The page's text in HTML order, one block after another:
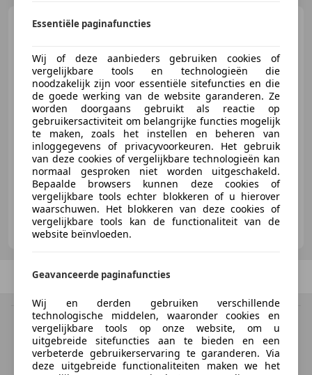
€ 49.950
08/2006 109.931 km Benzine 374 kW (508 PK)
Van Duijn Nottelman Automobielen
NL-1812 RK ALKMAAR
Vorige 1/1
BTW verrekenbaar
Specificatie van de fabrikant voor nieuwe voertuigen. Afhankelijk van de
kilometerstand, het rijgedrag, de leeftijd van de batterij en het
laadgedrag, kan de radius van occasies aanzienlijk variëren.
Essentiële paginafuncties
Wij of deze aanbieders gebruiken cookies of
vergelijkbare tools en technologieën die
noodzakelijk zijn voor essentiële sitefuncties en die
de goede werking van de website garanderen. Ze
worden doorgaans gebruikt als reactie op
gebruikersactiviteit om belangrijke functies mogelijk
te maken, zoals het instellen en beheren van
inloggegevens of privacyvoorkeuren. Het gebruik
van deze cookies of vergelijkbare technologieën kan
normaal gesproken niet worden uitgeschakeld.
Bepaalde browsers kunnen deze cookies of
vergelijkbare tools echter blokkeren of u hierover
waarschuwen. Het blokkeren van deze cookies of
vergelijkbare tools kan de functionaliteit van de
website beïnvloeden.
Geavanceerde paginafuncties
Wij en derden gebruiken verschillende
technologische middelen, waaronder cookies en
vergelijkbare tools op onze website, om u
uitgebreide sitefuncties aan te bieden en een
verbeterde gebruikerservaring te garanderen. Via
deze uitgebreide functionaliteiten maken we het